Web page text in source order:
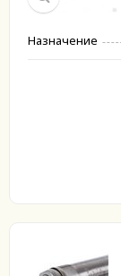
Назначение